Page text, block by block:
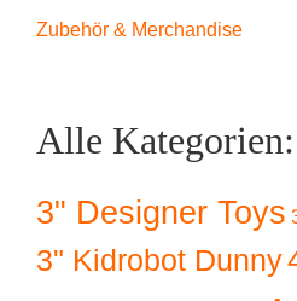
Zubehör & Merchandise
Alle Kategorien:
3" Designer Toys
3" Kidrobot Dunny